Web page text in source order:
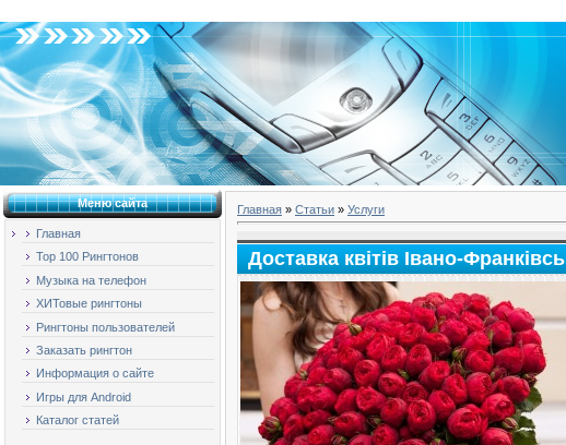
Меню сайта
Главная
Top 100 Рингтонов
Музыка на телефон
ХИТовые рингтоны
Рингтоны пользователей
Заказать рингтон
Информация о сайте
Игры для Android
Каталог статей
Главная » Статьи » Услуги
Доставка квітів Івано-